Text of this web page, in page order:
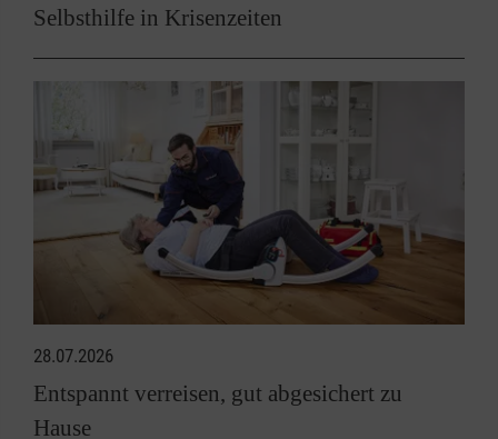
Selbsthilfe in Krisenzeiten
28.07.2026
Entspannt verreisen, gut abgesichert zu
Hause